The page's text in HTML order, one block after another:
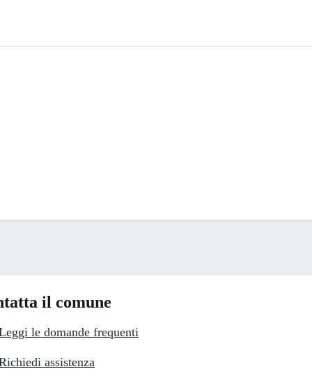
il comune
le domande frequenti
assistenza